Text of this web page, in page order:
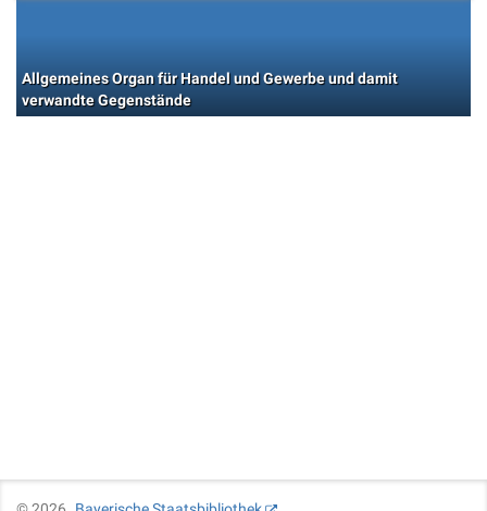
Allgemeines Organ für Handel und Gewerbe und damit
verwandte Gegenstände